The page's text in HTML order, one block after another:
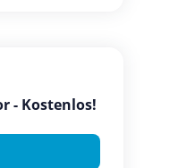
- Kostenlos!